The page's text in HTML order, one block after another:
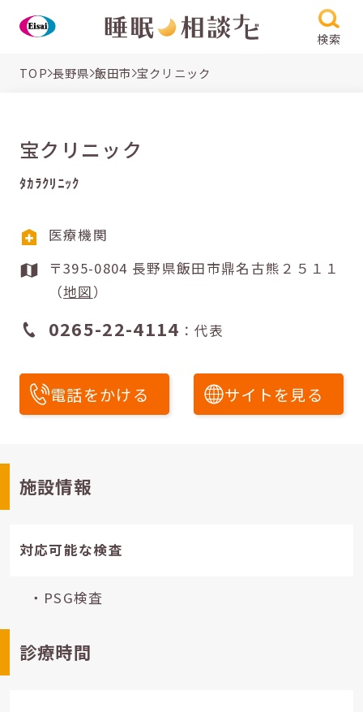
検索
TOP 長野県 飯田市 宝クリニック
宝クリニック
ﾀｶﾗｸﾘﾆｯｸ
医療機関
〒395-0804 長野県飯田市鼎名古熊２５１１
（地図）
0265-22-4114 ：代表
電話をかける サイトを見る
施設情報
対応可能な検査
・PSG検査
診療時間